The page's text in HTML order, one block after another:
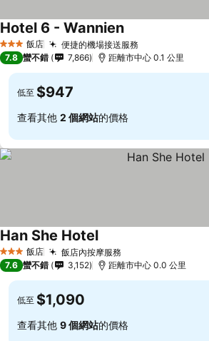
3 星級 飯店 便捷的機場接送服務
Hotel 6 - Wannien
7.8 蠻不錯 7,866 距離市中心 0.1 公里
低至 $947
查看其他 2 個網站的價格
3 星級 飯店 飯店內按摩服務
Han She Hotel
7.6 蠻不錯 3,152 距離市中心 0.0 公里
低至 $1,090
查看其他 9 個網站的價格